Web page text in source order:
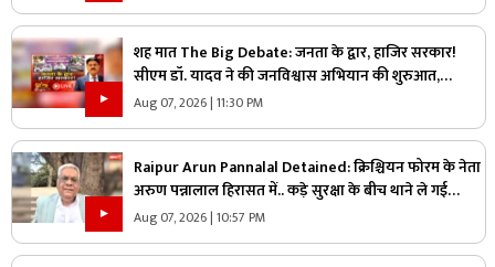
शह मात The Big Debate: जनता के द्वार, हाजिर सरकार!
सीएम डॉ. यादव ने की जनविश्वास अभियान की शुरुआत,
जनविश्वास मुहीम से क्या मजबूत होगी जमीनी पकड़
Aug 07, 2026 | 11:30 PM
Raipur Arun Pannalal Detained: क्रिश्चियन फोरम के नेता
अरुण पन्नालाल हिरासत में.. कड़े सुरक्षा के बीच थाने ले गई
पुलिस, जानें क्या है आरोप
Aug 07, 2026 | 10:57 PM